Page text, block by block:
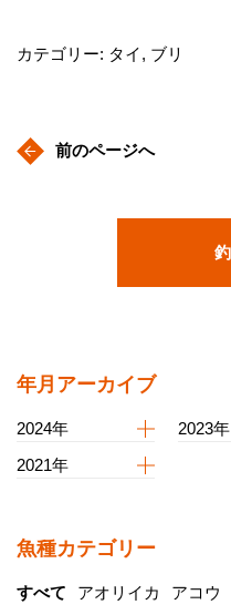
カテゴリー: タイ, ブリ
前のページへ
年月アーカイブ
2024年 2023年
2021年
魚種カテゴリー
すべて アオリイカ アコウ